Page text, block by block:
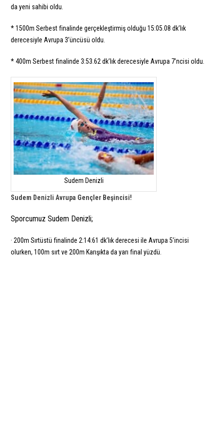
da yeni sahibi oldu.
* 1500m Serbest finalinde gerçekleştirmiş olduğu 15:05.08 dk’lık
derecesiyle Avrupa 3’üncüsü oldu.
* 400m Serbest finalinde 3:53.62 dk’lık derecesiyle Avrupa 7’ncisi oldu.
Sudem Denizli
Sudem Denizli Avrupa Gençler Beşincisi!
Sporcumuz Sudem Denizli;
· 200m Sırtüstü finalinde 2:14:61 dk’lık derecesi ile Avrupa 5’incisi
olurken, 100m sırt ve 200m Karışıkta da yarı final yüzdü.